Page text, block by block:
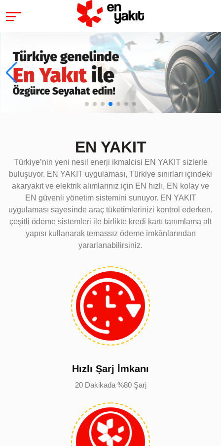
EN YAKIT
Türkiye’nin yeni nesil enerji ikmalcisi EN YAKIT sizlerle
buluşuyor. EN YAKIT uygulaması, Türkiye sınırları içindeki
akaryakıt ve elektrik alımlarınız için EN hızlı, EN kolay ve
EN güvenli yönetim sistemini sunuyor. EN YAKIT
uygulaması sayesinde araç tüketimlerinizi kontrol ederken,
çeşitli ödeme sistemleri ile birlikte kredi kartı tanımlama alt
yapısı kullanarak temassız ödeme imkânlarından
yararlanabilirsiniz.
Hızlı Şarj İmkanı
20 Dakikada %80 Şarj